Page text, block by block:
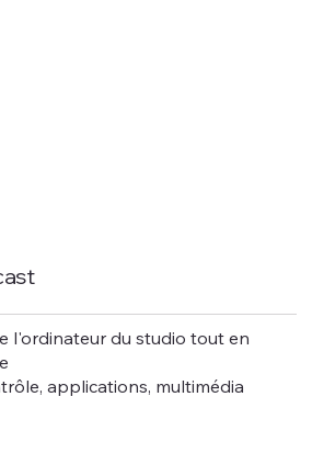
l'ordinateur du studio tout en
applications, multimédia